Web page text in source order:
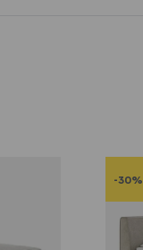
-30%